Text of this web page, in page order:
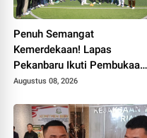
Penuh Semangat
Kemerdekaan! Lapas
Pekanbaru Ikuti Pembukaan
Pekan Olahraga Ditjenpas
Augustus 08, 2026